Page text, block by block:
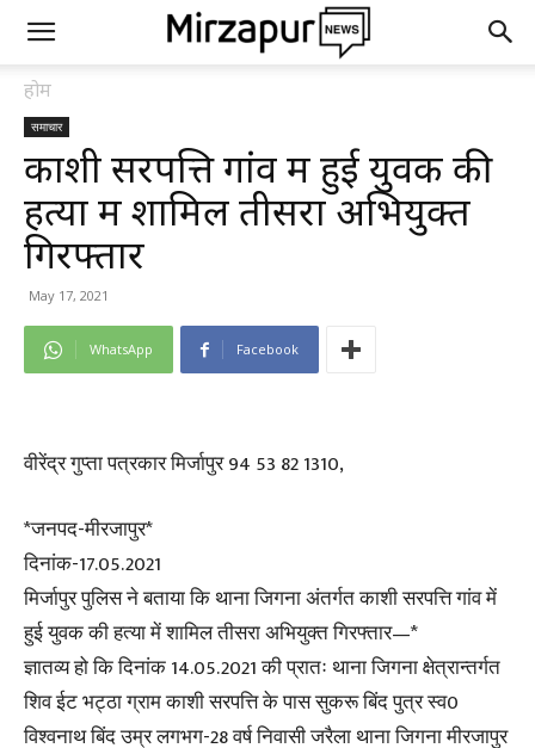
होम
समाचार
काशी सरपत्ति गांव में हुई युवक की
हत्या में शामिल तीसरा अभियुक्त
गिरफ्तार
May 17, 2021
WhatsApp Facebook
वीरेंद्र गुप्ता पत्रकार मिर्जापुर 94 53 82 1310,
*जनपद-मीरजापुर*
दिनांक-17.05.2021
मिर्जापुर पुलिस ने बताया कि थाना जिगना अंतर्गत काशी सरपत्ति गांव में
हुई युवक की हत्या में शामिल तीसरा अभियुक्त गिरफ्तार—*
ज्ञातव्य हो कि दिनांक 14.05.2021 की प्रातः थाना जिगना क्षेत्रान्तर्गत
शिव ईट भट्ठा ग्राम काशी सरपत्ति के पास सुकरू बिंद पुत्र स्व0
विश्वनाथ बिंद उम्र लगभग-28 वर्ष निवासी जरैला थाना जिगना मीरजापुर